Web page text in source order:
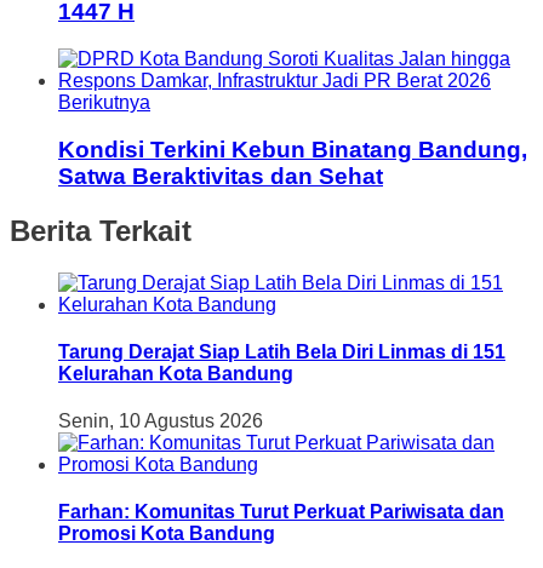
1447 H
Berikutnya
Kondisi Terkini Kebun Binatang Bandung,
Satwa Beraktivitas dan Sehat
Berita Terkait
Tarung Derajat Siap Latih Bela Diri Linmas di 151
Kelurahan Kota Bandung
Senin, 10 Agustus 2026
Farhan: Komunitas Turut Perkuat Pariwisata dan
Promosi Kota Bandung